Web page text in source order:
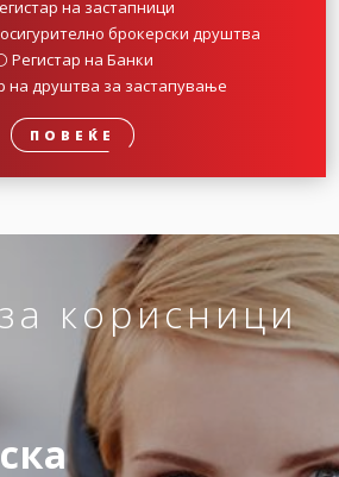
на застапници
брокерски друштва
Регистар на Банки
на друштва за застапување
ПОВЕЌЕ
корисници